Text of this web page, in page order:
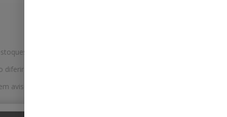
na rede de lojas físicas.
prévio. Fast Shop S. A. CNPJ: 43.708.379/0001-
Shop - Todos os direitos reservados